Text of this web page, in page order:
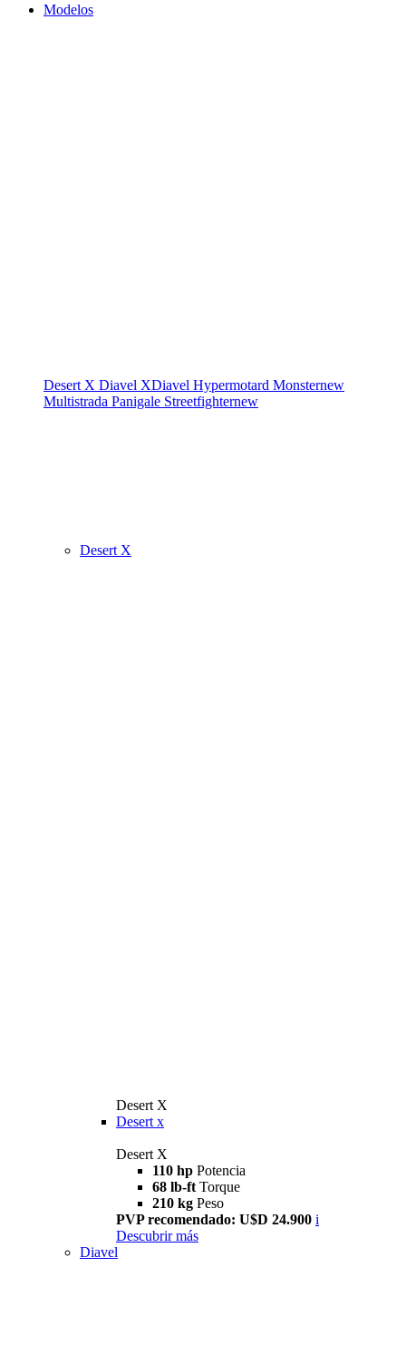
Modelos
Desert X Diavel XDiavel Hypermotard Monsternew
Multistrada Panigale Streetfighternew
Desert X
Desert X
Desert x
Desert X
110 hp Potencia
68 lb-ft Torque
210 kg Peso
PVP recomendado: U$D 24.900 i
Descubrir más
Diavel